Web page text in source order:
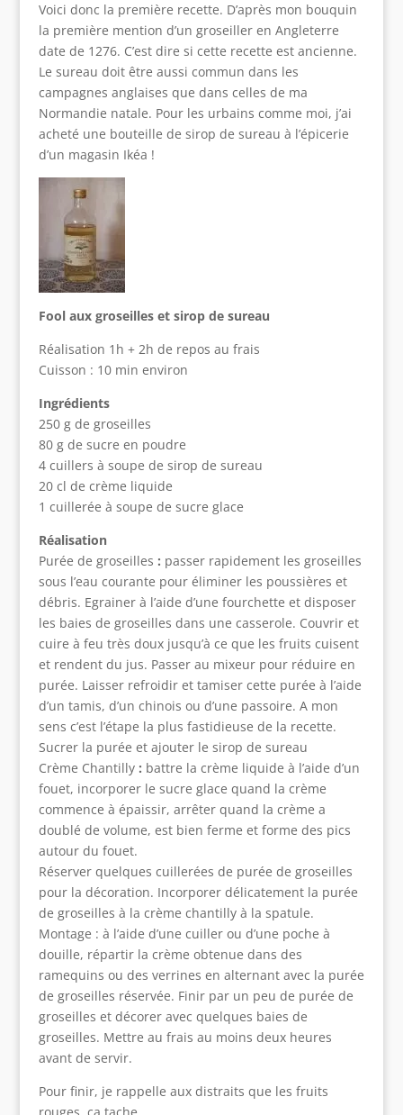
Voici donc la première recette. D’après mon bouquin
la première mention d’un groseiller en Angleterre
date de 1276. C’est dire si cette recette est ancienne.
Le sureau doit être aussi commun dans les
campagnes anglaises que dans celles de ma
Normandie natale. Pour les urbains comme moi, j’ai
acheté une bouteille de sirop de sureau à l’épicerie
d’un magasin Ikéa !
Fool aux groseilles et sirop de sureau
Réalisation 1h + 2h de repos au frais
Cuisson : 10 min environ
Ingrédients
250 g de groseilles
80 g de sucre en poudre
4 cuillers à soupe de sirop de sureau
20 cl de crème liquide
1 cuillerée à soupe de sucre glace
Réalisation
Purée de groseilles : passer rapidement les groseilles
sous l’eau courante pour éliminer les poussières et
débris. Egrainer à l’aide d’une fourchette et disposer
les baies de groseilles dans une casserole. Couvrir et
cuire à feu très doux jusqu’à ce que les fruits cuisent
et rendent du jus. Passer au mixeur pour réduire en
purée. Laisser refroidir et tamiser cette purée à l’aide
d’un tamis, d’un chinois ou d’une passoire. A mon
sens c’est l’étape la plus fastidieuse de la recette.
Sucrer la purée et ajouter le sirop de sureau
Crème Chantilly : battre la crème liquide à l’aide d’un
fouet, incorporer le sucre glace quand la crème
commence à épaissir, arrêter quand la crème a
doublé de volume, est bien ferme et forme des pics
autour du fouet.
Réserver quelques cuillerées de purée de groseilles
pour la décoration. Incorporer délicatement la purée
de groseilles à la crème chantilly à la spatule.
Montage : à l’aide d’une cuiller ou d’une poche à
douille, répartir la crème obtenue dans des
ramequins ou des verrines en alternant avec la purée
de groseilles réservée. Finir par un peu de purée de
groseilles et décorer avec quelques baies de
groseilles. Mettre au frais au moins deux heures
avant de servir.
Pour finir, je rappelle aux distraits que les fruits